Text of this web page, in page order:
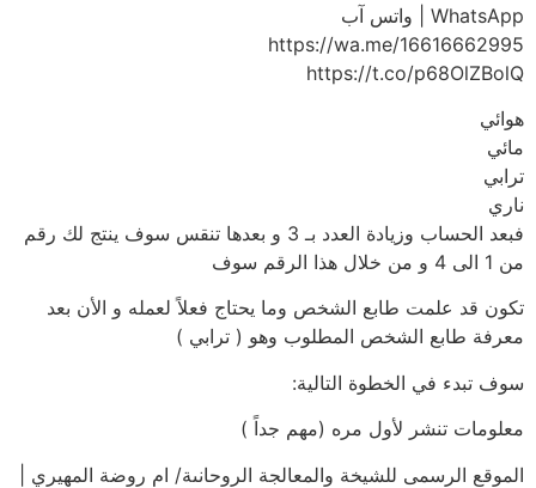
WhatsApp | واتس آب
https://wa.me/16616662995
https://t.co/p68OlZBolQ
هوائي
مائي
ترابي
ناري
فبعد الحساب وزيادة العدد بـ 3 و بعدها تنقس سوف ينتج لك رقم
من 1 الى 4 و من خلال هذا الرقم سوف
تكون قد علمت طابع الشخص وما يحتاج فعلاً لعمله و الأن بعد
معرفة طابع الشخص المطلوب وهو ( ترابي )
سوف تبدء في الخطوة التالية:
معلومات تنشر لأول مره (مهم جداً )
الموقع الرسمى للشيخة والمعالجة الروحانىة/ ام روضة المهيري |